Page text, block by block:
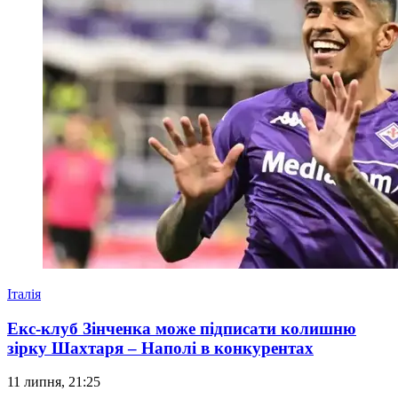
Італія
Екс-клуб Зінченка може підписати колишню
зірку Шахтаря – Наполі в конкурентах
11 липня, 21:25